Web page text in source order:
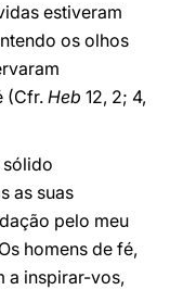
estiveram
os olhos
(Cfr.Heb 12, 2; 4,
sólido
as suas
pelo meu
homens de fé,
a inspirar-vos,